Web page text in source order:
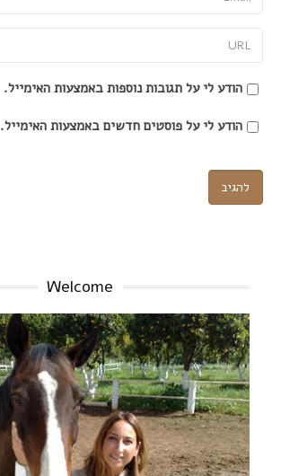
הודע לי על תגובות נוספות באמצעות האימייל.
הודע לי על פוסטים חדשים באמצעות האימייל.
Welcome